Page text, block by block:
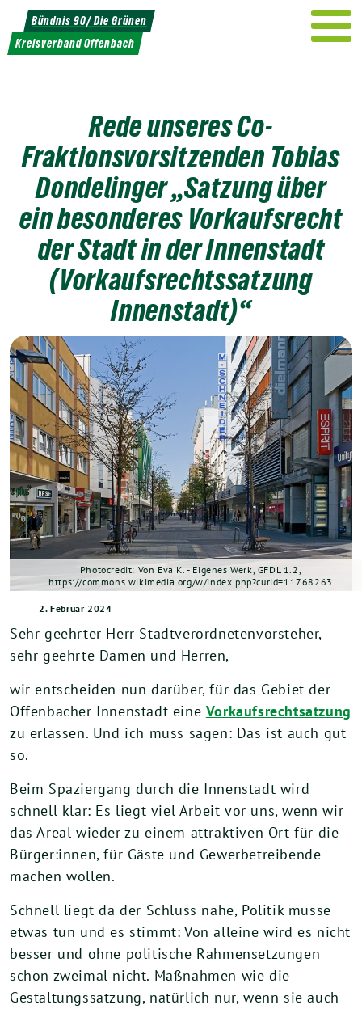
Weiter
zum
Inhalt
Bündnis 90/ Die Grünen
Kreisverband Offenbach
Rede unseres Co-
Fraktionsvorsitzenden Tobias
Dondelinger „Satzung über
ein besonderes Vorkaufsrecht
der Stadt in der Innenstadt
(Vorkaufsrechtssatzung
Innenstadt)“
Photocredit: Von Eva K. - Eigenes Werk, GFDL 1.2,
https://commons.wikimedia.org/w/index.php?curid=11768263
2. Februar 2024
Sehr geehrter Herr Stadtverordnetenvorsteher,
sehr geehrte Damen und Herren,
wir entscheiden nun darüber, für das Gebiet der
Offenbacher Innenstadt eine Vorkaufsrechtsatzung
zu erlassen. Und ich muss sagen: Das ist auch gut
so.
Beim Spaziergang durch die Innenstadt wird
schnell klar: Es liegt viel Arbeit vor uns, wenn wir
das Areal wieder zu einem attraktiven Ort für die
Bürger:innen, für Gäste und Gewerbetreibende
machen wollen.
Schnell liegt da der Schluss nahe, Politik müsse
etwas tun und es stimmt: Von alleine wird es nicht
besser und ohne politische Rahmensetzungen
schon zweimal nicht. Maßnahmen wie die
Gestaltungssatzung, natürlich nur, wenn sie auch